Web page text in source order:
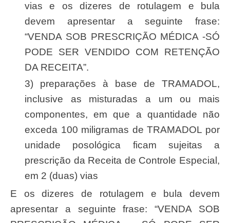
vias e os dizeres de rotulagem e bula
devem apresentar a seguinte frase:
“VENDA SOB PRESCRIÇÃO MÉDICA -SÓ
PODE SER VENDIDO COM RETENÇÃO
DA RECEITA”.
3) preparações à base de TRAMADOL,
inclusive as misturadas a um ou mais
componentes, em que a quantidade não
exceda 100 miligramas de TRAMADOL por
unidade posológica ficam sujeitas a
prescrição da Receita de Controle Especial,
em 2 (duas) vias
e os dizeres de rotulagem e bula devem
apresentar a seguinte frase: “VENDA SOB